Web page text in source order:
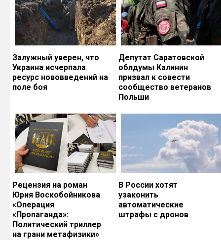
Залужный уверен, что
Украина исчерпала
ресурс нововведений на
поле боя
Депутат Саратовской
облдумы Калинин
призвал к совести
сообщество ветеранов
Польши
Рецензия на роман
Юрия Воскобойникова
«Операция
«Пропаганда»:
Политический триллер
на грани метафизики»
В России хотят
узаконить
автоматические
штрафы с дронов